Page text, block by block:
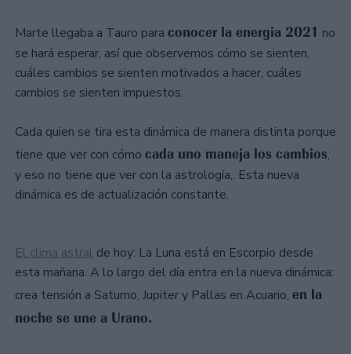
Marte llegaba a Tauro para conocer la energia 2021 no
se hará esperar, así que observemos cómo se sienten,
cuáles cambios se sienten motivados a hacer, cuáles
cambios se sienten impuestos.
Cada quien se tira esta dinámica de manera distinta porque
tiene que ver con cómo cada uno maneja los cambios,
y eso no tiene que ver con la astrología,. Esta nueva
dinámica es de actualización constante.
El clima astral de hoy: La Luna está en Escorpio desde
esta mañana. A lo largo del día entra en la nueva dinámica:
crea tensión a Saturno, Jupiter y Pallas en Acuario, en la
noche se une a Urano.